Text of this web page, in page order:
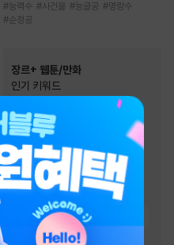
#능력수 #사건물 #능글공 #명랑수
#순정공
장르+ 웹툰/만화
인기 키워드
#이세계물
#소설원작
우정
# 인외존재 # 복수물
#영상화
연애/결혼
역사/시대물
초능력
힐링물 #다정남
동물 #성장물